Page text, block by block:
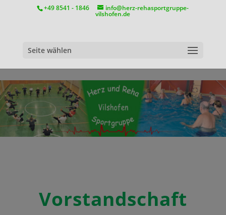
position:relative;+49 8541 - 1846 info@herz-rehasportgruppe-
vilshofen.de
Seite wählen
Vorstandschaft